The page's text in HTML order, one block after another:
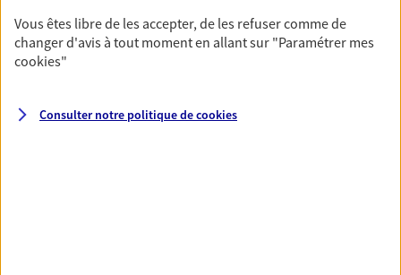
assurance multirisque entreprise. Un contrat
unique pour protéger vos locaux, matériels pro,
équipements et stocks… sans oublier votre
responsabilité civile.
Découvrir l'offre Multirisque Entreprise
Vous êtes libre de les accepter, de les refuser comme de
changer d'avis à tout moment en allant sur "Paramétrer mes
cookies"
Consulter notre politique decookies